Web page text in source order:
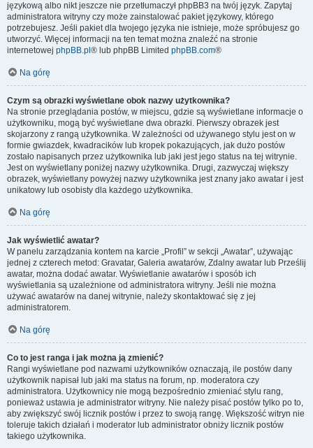
językową albo nikt jeszcze nie przetłumaczył phpBB3 na twój język. Zapytaj
administratora witryny czy może zainstalować pakiet językowy, którego
potrzebujesz. Jeśli pakiet dla twojego języka nie istnieje, może spróbujesz go
utworzyć. Więcej informacji na ten temat można znaleźć na stronie
internetowej phpBB.pl ® lub phpBB Limited phpBB.com®
Na górę
Czym są obrazki wyświetlane obok nazwy użytkownika?
Na stronie przeglądania postów, w miejscu, gdzie są wyświetlane informacje o
użytkowniku, mogą być wyświetlane dwa obrazki. Pierwszy obrazek jest
skojarzony z rangą użytkownika. W zależności od używanego stylu jest on w
formie gwiazdek, kwadracików lub kropek pokazujących, jak dużo postów
zostało napisanych przez użytkownika lub jaki jest jego status na tej witrynie.
Jest on wyświetlany poniżej nazwy użytkownika. Drugi, zazwyczaj większy
obrazek, wyświetlany powyżej nazwy użytkownika jest znany jako awatar i jest
unikatowy lub osobisty dla każdego użytkownika.
Na górę
Jak wyświetlić awatar?
W panelu zarządzania kontem na karcie „Profil” w sekcji „Awatar”, używając
jednej z czterech metod: Gravatar, Galeria awatarów, Zdalny awatar lub Prześlij
awatar, można dodać awatar. Wyświetlanie awatarów i sposób ich
wyświetlania są uzależnione od administratora witryny. Jeśli nie można
używać awatarów na danej witrynie, należy skontaktować się z jej
administratorem.
Na górę
Co to jest ranga i jak można ją zmienić?
Rangi wyświetlane pod nazwami użytkowników oznaczają, ile postów dany
użytkownik napisał lub jaki ma status na forum, np. moderatora czy
administratora. Użytkownicy nie mogą bezpośrednio zmieniać stylu rang,
ponieważ ustawia je administrator witryny. Nie należy pisać postów tylko po to,
aby zwiększyć swój licznik postów i przez to swoją rangę. Większość witryn nie
toleruje takich działań i moderator lub administrator obniży licznik postów
takiego użytkownika.